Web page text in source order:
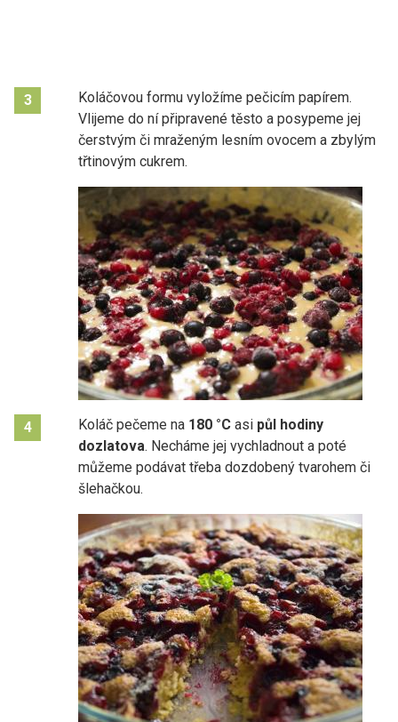
3
Koláčovou formu vyložíme pečicím papírem.
Vlijeme do ní připravené těsto a posypeme jej
čerstvým či mraženým lesním ovocem a zbylým
třtinovým cukrem.
4 Koláč pečeme na 180 °C asi půl hodiny
dozlatova. Necháme jej vychladnout a poté
můžeme podávat třeba dozdobený tvarohem či
šlehačkou.